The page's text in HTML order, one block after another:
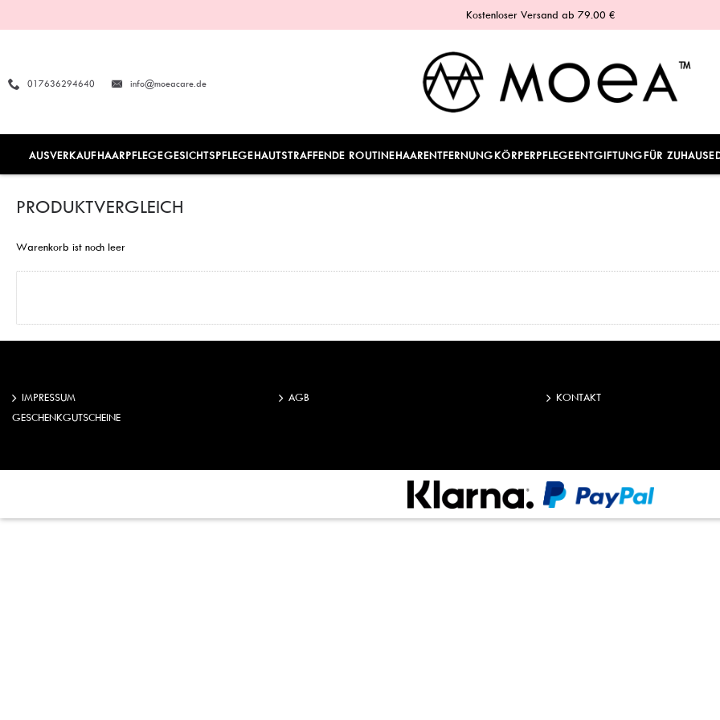
Kostenloser Versand ab 79.00 €
017636294640 info@moeacare.de
AUSVERKAUFHAARPFLEGEGESICHTSPFLEGEHAUTSTRAFFENDE ROUTINEHAARENTFERNUNGKÖRPERPFLEGEENTGIFTUNGFÜR ZUHAUSE
PRODUKTVERGLEICH
Warenkorb ist noch leer
IMPRESSUM
GESCHENKGUTSCHEINE
AGB KONTAKT